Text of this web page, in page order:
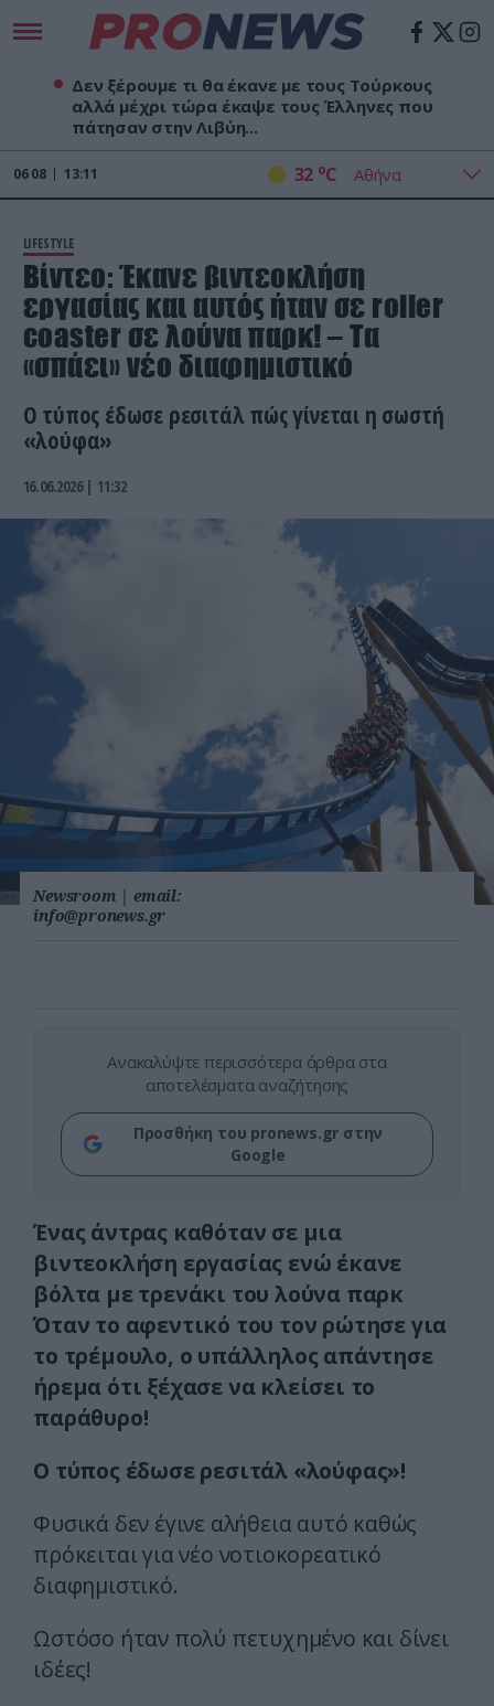
Δεν ξέρουμε τι θα έκανε με τους Τούρκους
αλλά μέχρι τώρα έκαψε τους Έλληνες που
πάτησαν στην Λιβύη...
06 08 13:11 32 oC
LIFESTYLE
Βίντεο: Έκανε βιντεοκλήση
εργασίας και αυτός ήταν σε roller
coaster σε λούνα παρκ! – Τα
«σπάει» νέο διαφημιστικό
Ο τύπος έδωσε ρεσιτάλ πώς γίνεται η σωστή
«λούφα»
16.06.2026 | 11:32
Newsroom | email:
info@pronews.gr
Ανακαλύψτε περισσότερα άρθρα στα
αποτελέσματα αναζήτησης
Προσθήκη του pronews.gr στην
Google
Ένας άντρας καθόταν σε μια
βιντεοκλήση εργασίας ενώ έκανε
βόλτα με τρενάκι του λούνα παρκ
Όταν το αφεντικό του τον ρώτησε για
το τρέμουλο, ο υπάλληλος απάντησε
ήρεμα ότι ξέχασε να κλείσει το
παράθυρο!
Ο τύπος έδωσε ρεσιτάλ «λούφας»!
Φυσικά δεν έγινε αλήθεια αυτό καθώς
πρόκειται για νέο νοτιοκορεατικό
διαφημιστικό.
Ωστόσο ήταν πολύ πετυχημένο και δίνει
ιδέες!